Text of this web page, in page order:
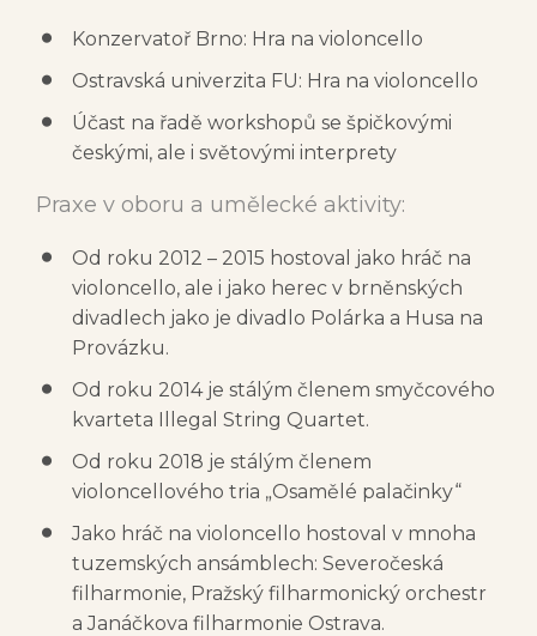
Konzervatoř Brno: Hra na violoncello
Ostravská univerzita FU: Hra na violoncello
Účast na řadě workshopů se špičkovými
českými, ale i světovými interprety
Praxe v oboru a umělecké aktivity:
Od roku 2012 – 2015 hostoval jako hráč na
violoncello, ale i jako herec v brněnských
divadlech jako je divadlo Polárka a Husa na
Provázku.
Od roku 2014 je stálým členem smyčcového
kvarteta Illegal String Quartet.
Od roku 2018 je stálým členem
violoncellového tria „Osamělé palačinky“
Jako hráč na violoncello hostoval v mnoha
tuzemských ansámblech: Severočeská
filharmonie, Pražský filharmonický orchestr
a Janáčkova filharmonie Ostrava.